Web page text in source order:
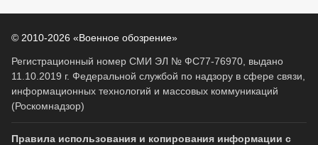
© 2010-2026 «Военное обозрение»
Регистрационный номер СМИ ЭЛ № ФС77-76970, выдано
11.10.2019 г. Федеральной службой по надзору в сфере связи,
информационных технологий и массовых коммуникаций
(Роскомнадзор)
Правила использования и копирования информации с